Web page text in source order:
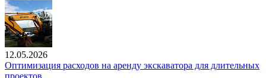
12.05.2026
Оптимизация расходов на аренду экскаватора для длительных
проектов